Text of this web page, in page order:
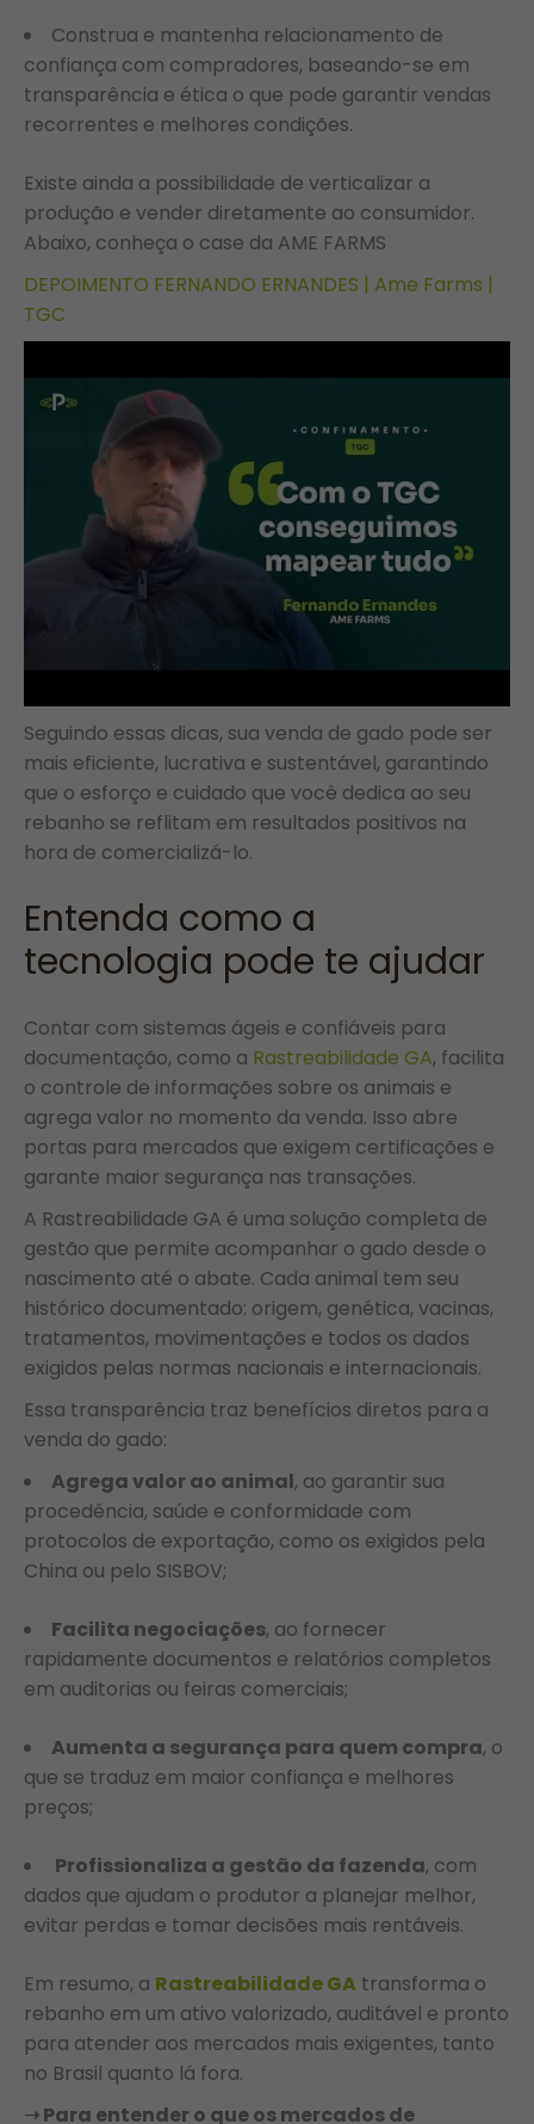
Construa e mantenha relacionamento de
confiança com compradores, baseando-se em
transparência e ética o que pode garantir vendas
recorrentes e melhores condições.
Existe ainda a possibilidade de verticalizar a
produção e vender diretamente ao consumidor.
Abaixo, conheça o case da AME FARMS
DEPOIMENTO FERNANDO ERNANDES | Ame Farms |
TGC
Seguindo essas dicas, sua venda de gado pode ser
mais eficiente, lucrativa e sustentável, garantindo
que o esforço e cuidado que você dedica ao seu
rebanho se reflitam em resultados positivos na
hora de comercializá-lo.
Entenda como a
tecnologia pode te ajudar
Contar com sistemas ágeis e confiáveis para
documentação, como a Rastreabilidade GA, facilita
o controle de informações sobre os animais e
agrega valor no momento da venda. Isso abre
portas para mercados que exigem certificações e
garante maior segurança nas transações.
A Rastreabilidade GA é uma solução completa de
gestão que permite acompanhar o gado desde o
nascimento até o abate. Cada animal tem seu
histórico documentado: origem, genética, vacinas,
tratamentos, movimentações e todos os dados
exigidos pelas normas nacionais e internacionais.
Essa transparência traz benefícios diretos para a
venda do gado:
Agrega valor ao animal, ao garantir sua
procedência, saúde e conformidade com
protocolos de exportação, como os exigidos pela
China ou pelo SISBOV;
Facilita negociações, ao fornecer
rapidamente documentos e relatórios completos
em auditorias ou feiras comerciais;
Aumenta a segurança para quem compra, o
que se traduz em maior confiança e melhores
preços;
Profissionaliza a gestão da fazenda, com
dados que ajudam o produtor a planejar melhor,
evitar perdas e tomar decisões mais rentáveis.
Em resumo, a Rastreabilidade GA transforma o
rebanho em um ativo valorizado, auditável e pronto
para atender aos mercados mais exigentes, tanto
no Brasil quanto lá fora.
➝ Para entender o que os mercados de